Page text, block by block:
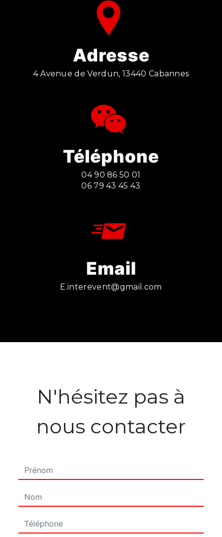
Adresse
4 Avenue de Verdun, 13440 Cabannes
Téléphone
04 90 86 50 01
06 79 43 45 43
Email
e.interevent@gmail.com
N'hésitez pas à
nous contacter